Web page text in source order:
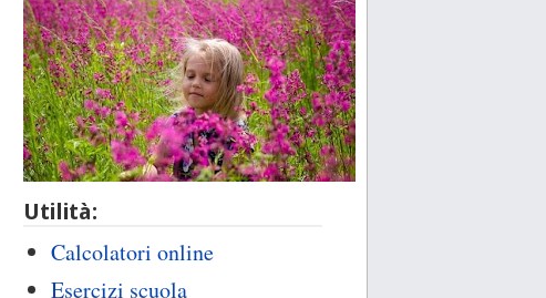
Utilità:
Calcolatori online
Esercizi scuola